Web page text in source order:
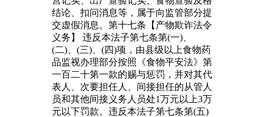
结论、扣问消息等，属于向监管部分提
交虚假消息。第十七条【产物欺诈法令
义务】 违反本法子第七条第(一)、
(二)、(三)、(四)项，由县级以上食物药
品监视办理部分按照《食物平安法》第
一百二十第一款的赐与惩罚，并对其代
表人、次要担任人、间接担任的从管人
员和其他间接义务人员处1万元以上3万
元以下罚款。违反本法子第七条第(五)